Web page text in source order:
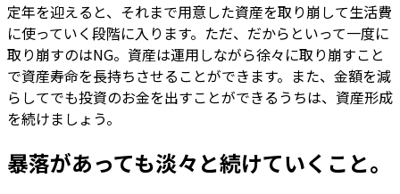
定年を迎えると、それまで用意した資産を取り崩して生活費
に使っていく段階に入ります。ただ、だからといって一度に
取り崩すのはNG。資産は運用しながら徐々に取り崩すこと
で資産寿命を長持ちさせることができます。また、金額を減
らしてでも投資のお金を出すことができるうちは、資産形成
を続けましょう。
暴落があっても淡々と続けていくこと。